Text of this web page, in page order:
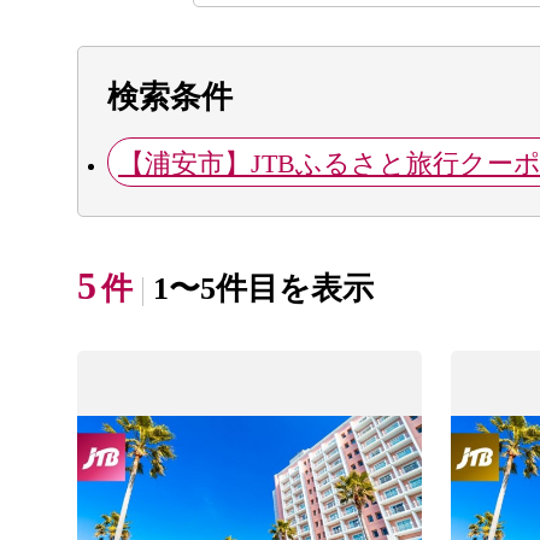
検索条件
【浦安市】JTBふるさと旅行クー
5件 1〜5件目を表示